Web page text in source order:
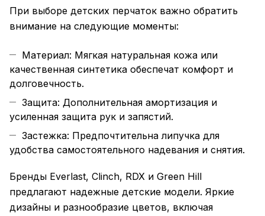
При выборе детских перчаток важно обратить
внимание на следующие моменты:
Материал: Мягкая натуральная кожа или
качественная синтетика обеспечат комфорт и
долговечность.
Защита: Дополнительная амортизация и
усиленная защита рук и запястий.
Застежка: Предпочтительна липучка для
удобства самостоятельного надевания и снятия.
Бренды Everlast, Clinch, RDX и Green Hill
предлагают надежные детские модели. Яркие
дизайны и разнообразие цветов, включая